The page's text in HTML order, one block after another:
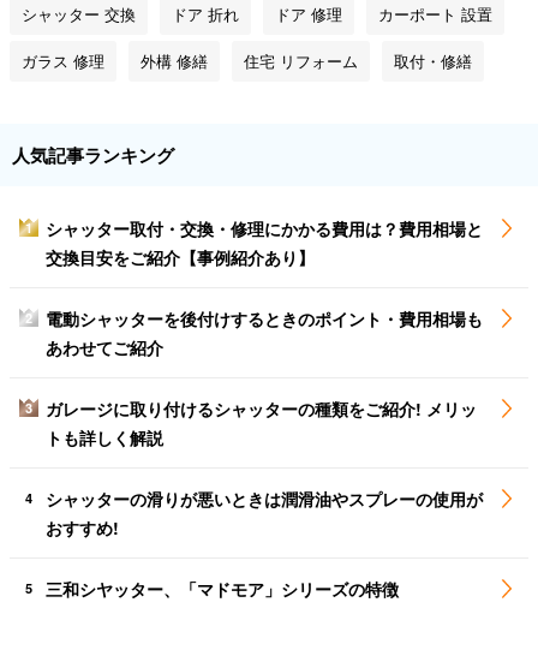
シャッター 交換 ドア 折れ ドア 修理 カーポート 設置
ガラス 修理 外構 修繕 住宅 リフォーム 取付・修繕
人気記事ランキング
1
シャッター取付・交換・修理にかかる費用は？費用相場と
交換目安をご紹介【事例紹介あり】
2
電動シャッターを後付けするときのポイント・費用相場も
あわせてご紹介
3
ガレージに取り付けるシャッターの種類をご紹介! メリッ
トも詳しく解説
4
シャッターの滑りが悪いときは潤滑油やスプレーの使用が
おすすめ!
5 三和シヤッター、「マドモア」シリーズの特徴